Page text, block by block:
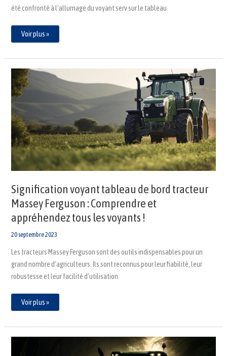
été confronté à l’allumage du voyant serv sur le tableau
Voir plus »
Signification voyant tableau de bord tracteur
Massey Ferguson : Comprendre et
appréhendez tous les voyants !
20 septembre 2023
Les tracteurs Massey Ferguson sont des outils indispensables pour un
grand nombre d’agriculteurs. Ils sont reconnus pour leur fiabilité, leur
robustesse et leur facilité d’utilisation.
Signification
voyant
tableau
de
tracteur
Ferguson
:
Comprendre
et
appréhendez
tous
voyants
Voir plus »
Tout